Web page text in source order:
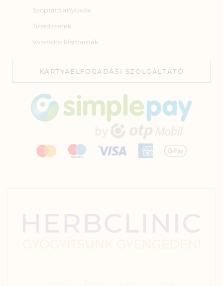
Szoptató anyukák
Tinédzserek
Várandós kismamák
KÁRTYAELFOGADÁSI SZOLGÁLTATÓ